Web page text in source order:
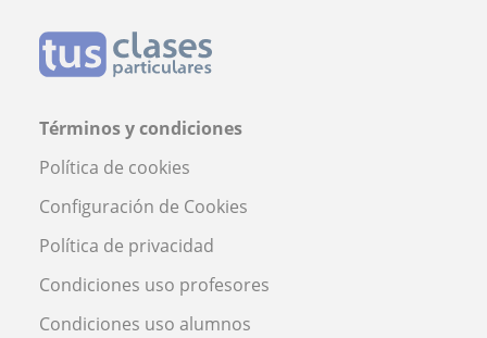
Términos y condiciones
Política de cookies
Configuración de Cookies
Política de privacidad
Condiciones uso profesores
Condiciones uso alumnos